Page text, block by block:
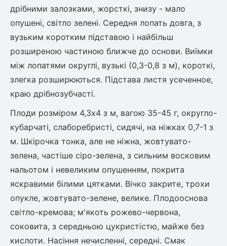
дрібними залозками, жорсткі, знизу - мало
опушені, світло зелені. Середня лопать довга, з
вузьким коротким підставою і найбільш
розширеною частиною ближче до основи. Виїмки
між лопатями округлі, вузькі (0,3-0,8 з м), короткі,
злегка розширюються. Підстава листя усеченное,
краю дрібнозубчасті.
Плоди розміром 4,3x4 з м, вагою 35-45 г, округло-
кубарчаті, слаборебристі, сидячі, на ніжках 0,7-1 з
м. Шкірочка тонка, але не ніжна, жовтувато-
зелена, частіше сіро-зелена, з сильним восковим
нальотом і невеликим опушенням, покрита
яскравими білими цятками. Вічко закрите, трохи
опукле, жовтувато-зелене, велике. Плодооснова
світло-кремова; м'якоть рожево-червона,
соковита, з середньою цукристістю, майже без
кислоти. Насіння нечисленні, середні. Смак